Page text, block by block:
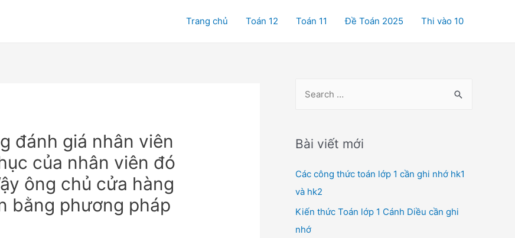
Trang chủ Toán 12 Toán 11 Đề Toán 2025 Thi vào 10
đánh giá nhân viên
của nhân viên đó
ông chủ cửa hàng
bằng phương pháp
r
h
f
o
r
Bài viết mới
Các công thức toán lớp 1 cần ghi nhớ hk1
và hk2
Kiến thức Toán lớp 1 Cánh Diều cần ghi
nhớ